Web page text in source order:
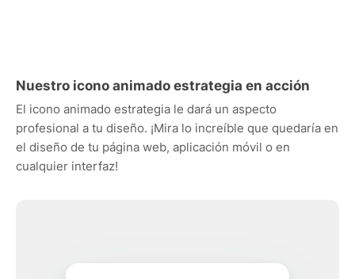
Nuestro icono animado estrategia en acción
El icono animado estrategia le dará un aspecto
profesional a tu diseño. ¡Mira lo increíble que quedaría en
el diseño de tu página web, aplicación móvil o en
cualquier interfaz!